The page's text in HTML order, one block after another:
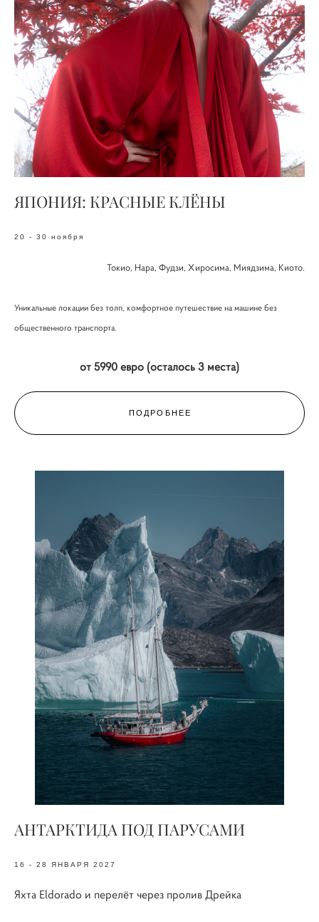
ЯПОНИЯ: КРАСНЫЕ КЛЁНЫ
20 - 30 ноября
Токио, Нара, Фудзи, Хиросима, Миядзима, Киото.
Уникальные локации без толп, комфортное путешествие на машине без
общественного транспорта.
от 5990 евро (осталось 3 места)
ПОДРОБНЕЕ
АНТАРКТИДА ПОД ПАРУСАМИ
16 - 28 ЯНВАРЯ 2027
Яхта Eldorado и перелёт через пролив Дрейка